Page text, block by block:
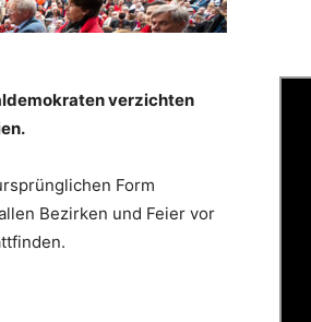
verzichten
Form
Bezirken und Feier vor